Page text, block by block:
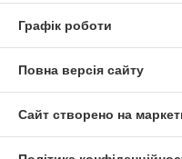
Графік роботи
Повна версія сайту
Сайт створено на